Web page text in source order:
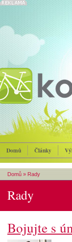
Domů Články
Domů » Rady
Rady
Bojujte s